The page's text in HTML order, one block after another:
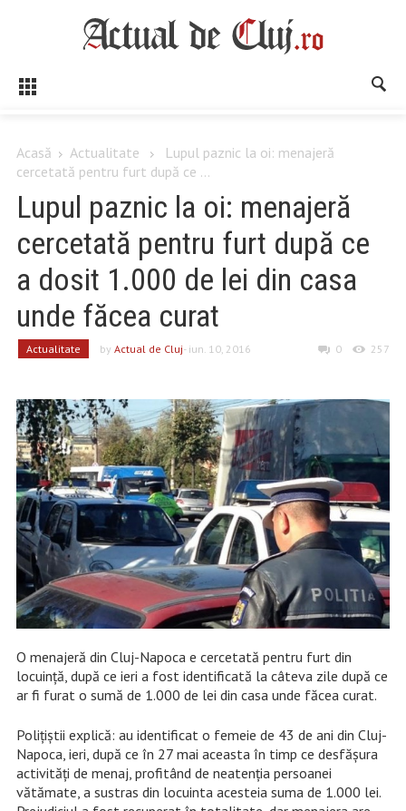
Acasă Actualitate
Lupul paznic la oi: menajeră
cercetată pentru furt după ce ...
Lupul paznic la oi: menajeră
cercetată pentru furt după ce
a dosit 1.000 de lei din casa
unde făcea curat
Actualitate by Actual de Cluj- iun. 10, 2016 0 257
O menajeră din Cluj-Napoca e cercetată pentru furt din
locuință, după ce ieri a fost identificată la câteva zile după ce
ar fi furat o sumă de 1.000 de lei din casa unde făcea curat.
Polițiștii explică: au identificat o femeie de 43 de ani din Cluj-
Napoca, ieri, după ce în 27 mai aceasta în timp ce desfăşura
activităţi de menaj, profitând de neatenţia persoanei
vătămate, a sustras din locuinta acesteia suma de 1.000 lei.